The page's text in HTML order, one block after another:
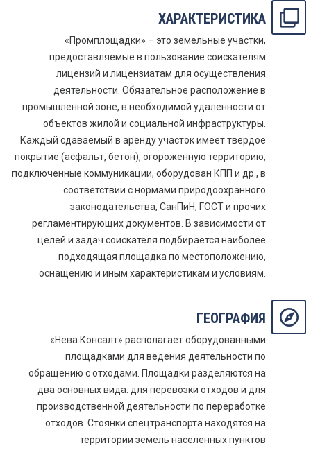
ХАРАКТЕРИСТИКА
«Промплощадки» – это земельные участки,
предоставляемые в пользование соискателям
лицензий и лицензиатам для осуществления
деятельности. Обязательное расположение в
промышленной зоне, в необходимой удаленности от
объектов жилой и социальной инфраструктуры.
Каждый сдаваемый в аренду участок имеет твердое
покрытие (асфальт, бетон), огороженную территорию,
подключенные коммуникации, оборудован КПП и др., в
соответствии с нормами природоохранного
законодательства, СанПиН, ГОСТ и прочих
регламентирующих документов. В зависимости от
целей и задач соискателя подбирается наиболее
подходящая площадка по местоположению,
оснащению и иным характеристикам и условиям.
ГЕОГРАФИЯ
«Нева Консалт» располагает оборудованными
площадками для ведения деятельности по
обращению с отходами. Площадки разделяются на
два основных вида: для перевозки отходов и для
производственной деятельности по переработке
отходов. Стоянки спецтранспорта находятся на
территории земель населенных пунктов